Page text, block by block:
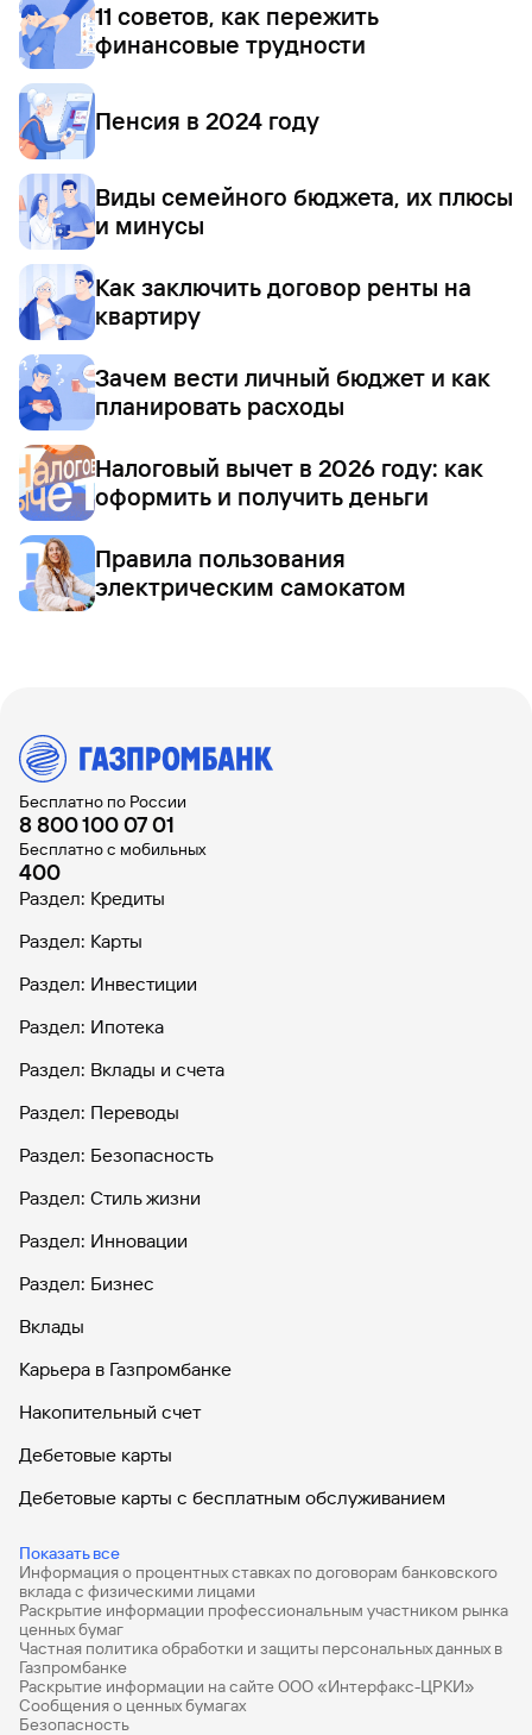
11 советов, как пережить
финансовые трудности
Пенсия в 2024 году
Виды семейного бюджета, их плюсы
и минусы
Как заключить договор ренты на
квартиру
Зачем вести личный бюджет и как
планировать расходы
Налоговый вычет в 2026 году: как
оформить и получить деньги
Правила пользования
электрическим самокатом
Бесплатно по России
8 800 100 07 01
Бесплатно с мобильных
400
Раздел: Кредиты
Раздел: Карты
Раздел: Инвестиции
Раздел: Ипотека
Раздел: Вклады и счета
Раздел: Переводы
Раздел: Безопасность
Раздел: Стиль жизни
Раздел: Инновации
Раздел: Бизнес
Вклады
Карьера в Газпромбанке
Накопительный счет
Дебетовые карты
Дебетовые карты с бесплатным обслуживанием
Показать все
Банковские вклады на 3 месяца
Вклады с высоким процентом
Калькулятор вкладов
Виртуальные карты
Информация о процентных ставках по договорам банковского
вклада с физическими лицами
Раскрытие информации профессиональным участником рынка
ценных бумаг
Частная политика обработки и защиты персональных данных в
Газпромбанке
Раскрытие информации на сайте ООО «Интерфакс-ЦРКИ»
Сообщения о ценных бумагах
Безопасность